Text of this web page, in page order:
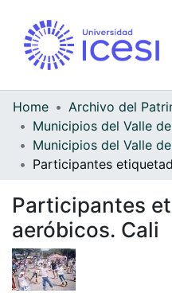
Home
Participantes
aeróbicos. Cali